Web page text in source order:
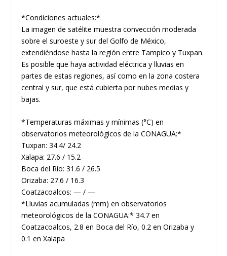
*Condiciones actuales:*
La imagen de satélite muestra convección moderada
sobre el suroeste y sur del Golfo de México,
extendiéndose hasta la región entre Tampico y Tuxpan.
Es posible que haya actividad eléctrica y lluvias en
partes de estas regiones, así como en la zona costera
central y sur, que está cubierta por nubes medias y
bajas.
*Temperaturas máximas y mínimas (°C) en
observatorios meteorológicos de la CONAGUA:*
Tuxpan: 34.4/ 24.2
Xalapa: 27.6 / 15.2
Boca del Río: 31.6 / 26.5
Orizaba: 27.6 / 16.3
Coatzacoalcos: — / —
*Lluvias acumuladas (mm) en observatorios
meteorológicos de la CONAGUA:* 34.7 en
Coatzacoalcos, 2.8 en Boca del Río, 0.2 en Orizaba y
0.1 en Xalapa